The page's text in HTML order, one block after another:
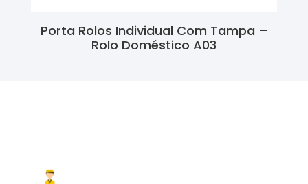
Porta Rolos Individual Com Tampa –
Rolo Doméstico A03